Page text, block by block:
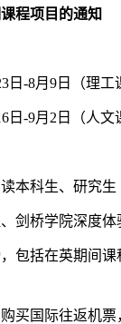
程项目的通知
日-8月9日（理工
日-9月2日（人文
本科生、研究生
剑桥学院深度
，包括在英期间
买国际往返机